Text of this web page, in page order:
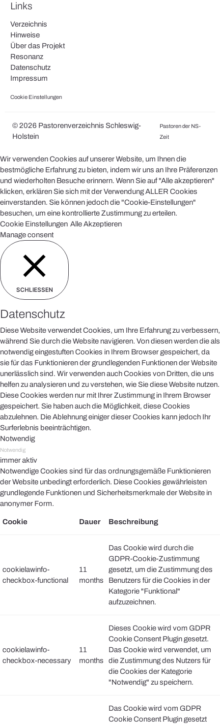
Links
Verzeichnis
Hinweise
Über das Projekt
Resonanz
Datenschutz
Impressum
Cookie Einstellungen
© 2026 Pastorenverzeichnis Schleswig-
Holstein
Pastoren der NS-
Zeit
Wir verwenden Cookies auf unserer Website, um Ihnen die
bestmögliche Erfahrung zu bieten, indem wir uns an Ihre Präferenzen
und wiederholten Besuche erinnern. Wenn Sie auf "Alle akzeptieren"
klicken, erklären Sie sich mit der Verwendung ALLER Cookies
einverstanden. Sie können jedoch die "Cookie-Einstellungen"
besuchen, um eine kontrollierte Zustimmung zu erteilen.
Cookie Einstellungen Alle Akzeptieren
Manage consent
SCHLIESSEN
Datenschutz
Diese Website verwendet Cookies, um Ihre Erfahrung zu verbessern,
während Sie durch die Website navigieren. Von diesen werden die als
notwendig eingestuften Cookies in Ihrem Browser gespeichert, da
sie für das Funktionieren der grundlegenden Funktionen der Website
unerlässlich sind. Wir verwenden auch Cookies von Dritten, die uns
helfen zu analysieren und zu verstehen, wie Sie diese Website nutzen.
Diese Cookies werden nur mit Ihrer Zustimmung in Ihrem Browser
gespeichert. Sie haben auch die Möglichkeit, diese Cookies
abzulehnen. Die Ablehnung einiger dieser Cookies kann jedoch Ihr
Surferlebnis beeinträchtigen.
Notwendig
Notwendig
immer aktiv
Notwendige Cookies sind für das ordnungsgemäße Funktionieren
der Website unbedingt erforderlich. Diese Cookies gewährleisten
grundlegende Funktionen und Sicherheitsmerkmale der Website in
anonymer Form.
Cookie Dauer Beschreibung
cookielawinfo-
checkbox-functional
11
months
Das Cookie wird durch die
GDPR-Cookie-Zustimmung
gesetzt, um die Zustimmung des
Benutzers für die Cookies in der
Kategorie "Funktional"
aufzuzeichnen.
cookielawinfo-
checkbox-necessary
11
months
Dieses Cookie wird vom GDPR
Cookie Consent Plugin gesetzt.
Das Cookie wird verwendet, um
die Zustimmung des Nutzers für
die Cookies der Kategorie
"Notwendig" zu speichern.
Das Cookie wird vom GDPR
Cookie Consent Plugin gesetzt